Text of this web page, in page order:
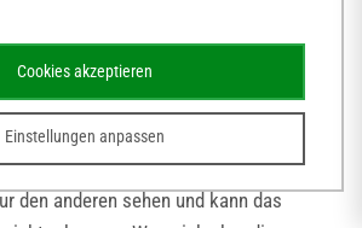
1. Johannesbrief beschreibt der Papst
notwendige Wechselwirkung zwischen
und fährt dann fort: "Wenn die
Leben mit Gott ganz fehlt, dann kann ich
den anderen sehen und kann das
Einstellungen anpassen
Cookies akzeptieren